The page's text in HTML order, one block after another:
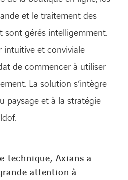
TWITTERLINKEDINYOUTUBE
et le traitement des
sont gérés intelligemment.
intuitive et conviviale
de commencer à utiliser
La solution s’intègre
paysage et à la stratégie
technique, Axians a
attention à